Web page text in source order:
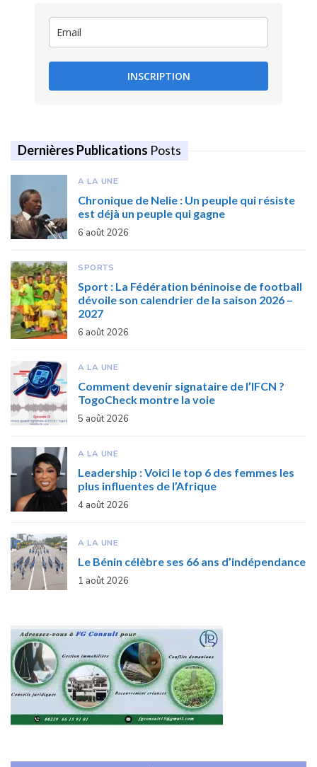
INSCRIPTION
Dernières Publications Posts
A LA UNE
Chronique de Nelie : Un peuple qui résiste
est déjà un peuple qui gagne
6 août 2026
SPORTS
Sport : La Fédération béninoise de football
dévoile son calendrier de la saison 2026 –
2027
6 août 2026
A LA UNE
Comment devenir signataire de l’IFCN ?
TogoCheck montre la voie
5 août 2026
A LA UNE
Leadership : Voici le top 6 des femmes les
plus influentes de l’Afrique
4 août 2026
A LA UNE
Le Bénin célèbre ses 66 ans d’indépendance
1 août 2026